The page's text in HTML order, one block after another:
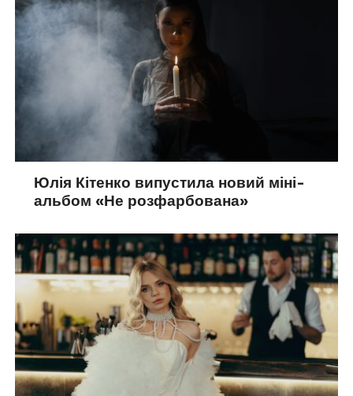
Юлія Кітенко випустила новий міні-
альбом «Не розфарбована»